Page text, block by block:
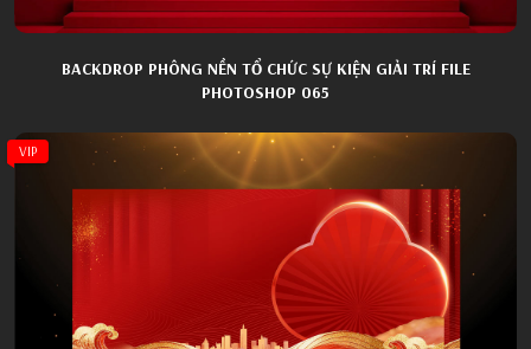
BACKDROP PHÔNG NỀN TỔ CHỨC SỰ KIỆN GIẢI TRÍ FILE
PHOTOSHOP 065
VIP